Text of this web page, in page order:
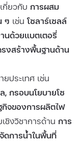
กี่ยวกับ การผสม
ๆ เช่นโซลาร์เซลล์
นด้วยแบตเตอรี่
งสร้างพื้นฐานด้าน
ประเทศ เช่น
, กรอบนโยบายโซ
กิจของการผลิตไฟ
ชิงวิชาการด้าน การ
ดการน้ำในพื้นที่